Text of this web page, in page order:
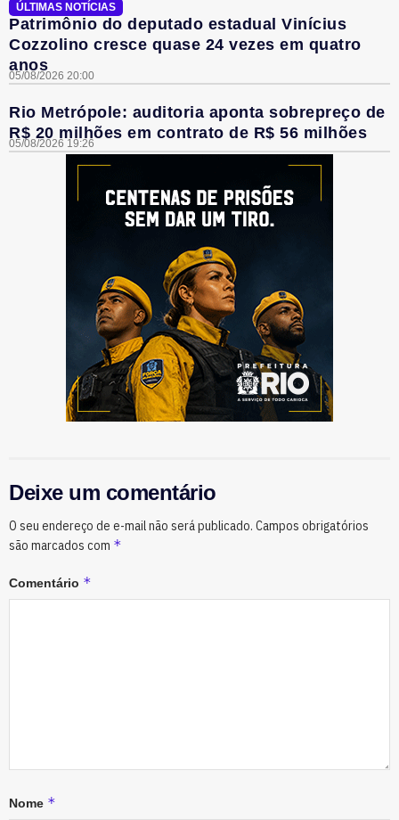
ÚLTIMAS NOTÍCIAS
Patrimônio do deputado estadual Vinícius
Cozzolino cresce quase 24 vezes em quatro
anos
05/08/2026 20:00
Rio Metrópole: auditoria aponta sobrepreço de
R$ 20 milhões em contrato de R$ 56 milhões
05/08/2026 19:26
Deixe um comentário
O seu endereço de e-mail não será publicado. Campos obrigatórios
são marcados com *
Comentário *
Nome *